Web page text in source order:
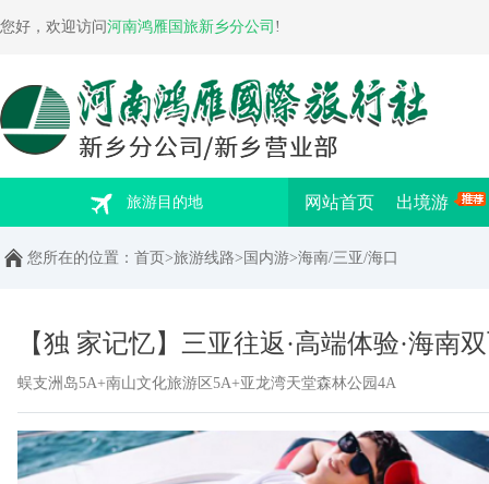
您好，欢迎访问河南鸿雁国旅新乡分公司 !
旅游目的地 网站首页 出境游
您所在的位置： 首页 >旅游线路> 国内游>海南/三亚/海口
【独 家记忆】三亚往返·高端体验·海南
蜈支洲岛5A+南山文化旅游区5A+亚龙湾天堂森林公园4A